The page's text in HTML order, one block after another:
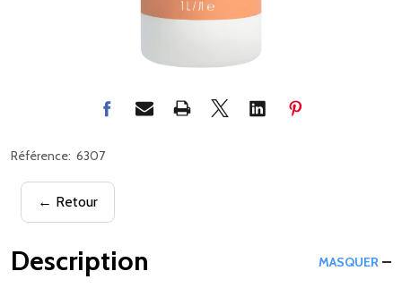
Référence: 6307
← Retour
Description MASQUER